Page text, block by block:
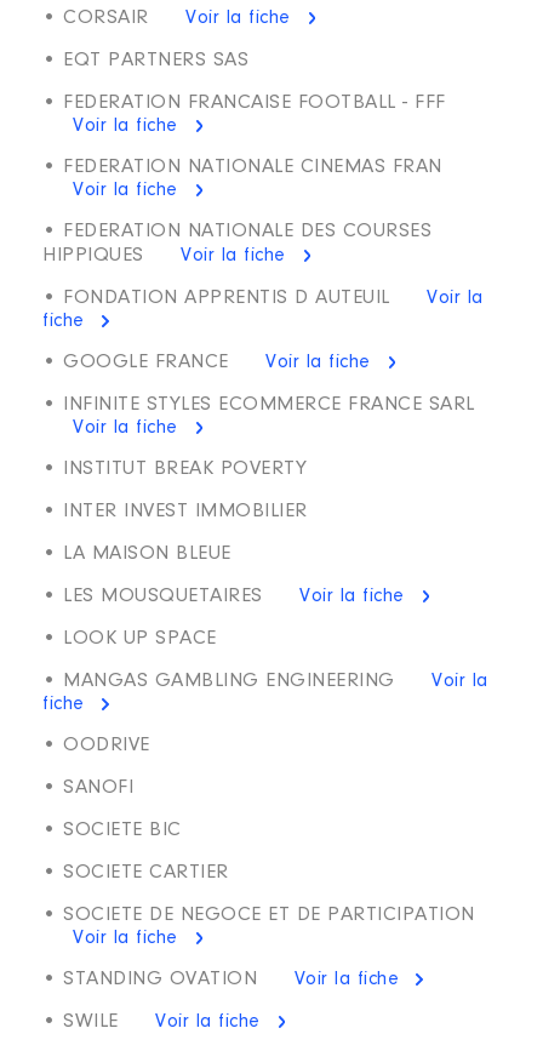
• CORSAIR Voir la fiche
• EQT PARTNERS SAS
• FEDERATION FRANCAISE FOOTBALL - FFF
Voir la fiche
• FEDERATION NATIONALE CINEMAS FRAN
Voir la fiche
• FEDERATION NATIONALE DES COURSES
HIPPIQUES
Voir la fiche
• FONDATION APPRENTIS D AUTEUIL
Voir la
fiche
• GOOGLE FRANCE Voir la fiche
• INFINITE STYLES ECOMMERCE FRANCE SARL
Voir la fiche
• INSTITUT BREAK POVERTY
• INTER INVEST IMMOBILIER
• LA MAISON BLEUE
• LES MOUSQUETAIRES Voir la fiche
• LOOK UP SPACE
• MANGAS GAMBLING ENGINEERING
Voir la
fiche
• OODRIVE
• SANOFI
• SOCIETE BIC
• SOCIETE CARTIER
• SOCIETE DE NEGOCE ET DE PARTICIPATION
Voir la fiche
• STANDING OVATION Voir la fiche
• SWILE Voir la fiche